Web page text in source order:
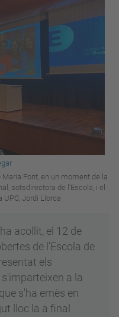
Font, en un moment de la
sotsdirectora de l'Escola, i el
UPC, Jordi Llorca
acollit, el 12 de
de l'Escola de
els
a la
s'ha emès en
lloc la a final